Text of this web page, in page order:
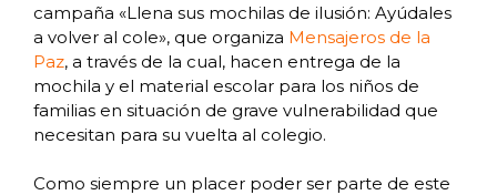
campaña «Llena sus mochilas de ilusión: Ayúdales
a volver al cole», que organiza Mensajeros de la
Paz, a través de la cual, hacen entrega de la
mochila y el material escolar para los niños de
familias en situación de grave vulnerabilidad que
necesitan para su vuelta al colegio.
Como siempre un placer poder ser parte de este